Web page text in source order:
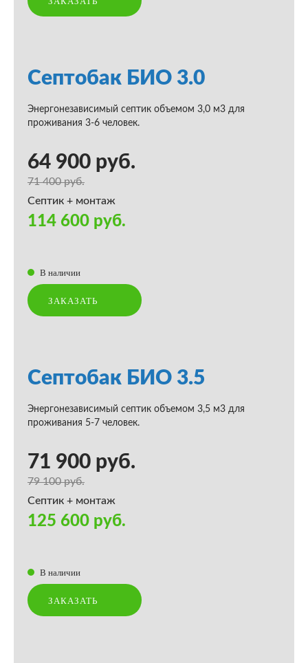
Септобак БИО 3.0
Энергонезависимый септик объемом 3,0 м3 для
проживания 3-6 человек.
64 900 руб.
71 400 руб.
Септик + монтаж
114 600 руб.
В наличии
ЗАКАЗАТЬ
Септобак БИО 3.5
Энергонезависимый септик объемом 3,5 м3 для
проживания 5-7 человек.
71 900 руб.
79 100 руб.
Септик + монтаж
125 600 руб.
В наличии
ЗАКАЗАТЬ